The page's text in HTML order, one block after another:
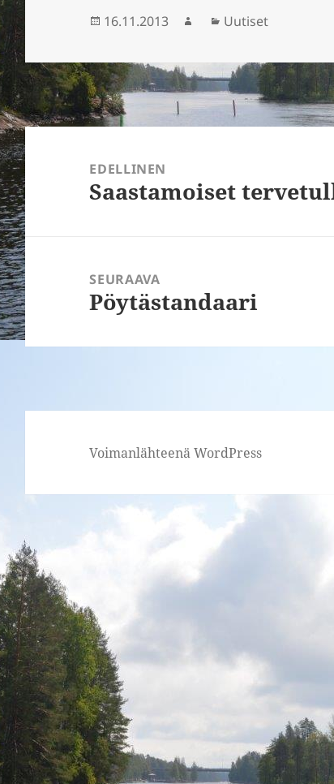
Julkaistu
16.11.2013 Kirjoittaja
Kategoriat
Uutiset
EDELLINEN
Edellinen
Saastamoiset
SEURAAVA
Seuraava
Pöytästandaari
Voimanlähteenä WordPress